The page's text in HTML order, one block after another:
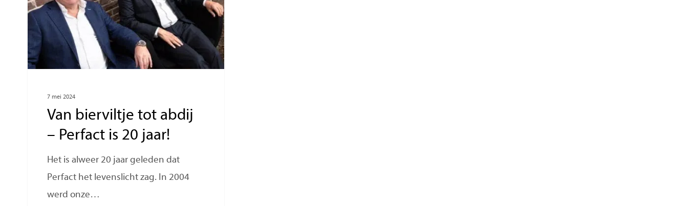
7 mei 2024
Van bierviltje tot abdij
– Perfact is 20 jaar!
Het is alweer 20 jaar geleden dat
Perfact het levenslicht zag. In 2004
werd onze…